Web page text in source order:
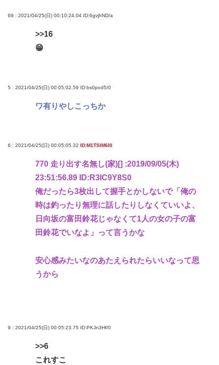
69 : 2021/04/25(日) 00:10:24.04 ID:6gvjhND/a
>>16
😁
5 : 2021/04/25(日) 00:05:02.59 ID:bs0pod5/0
ワ有りやしこっちか
6 : 2021/04/25(日) 00:05:05.32 ID:M1TSlM6I0
770 走り出す名無し(家)[] :2019/09/05(木)
23:51:56.89 ID:R3IC9Y8S0
俺だったら3枚出して握手とかしないで「俺の
時は釣ったり無理に話したりしなくていいよ、
日向坂の富田鈴花じゃなくて1人の女の子の富
田鈴花でいなよ」って言うかな
安心感みたいなのあたえられたらいいなって思
うから
9 : 2021/04/25(日) 00:05:23.75 ID:PKJn3Hf/0
>>6
これすこ